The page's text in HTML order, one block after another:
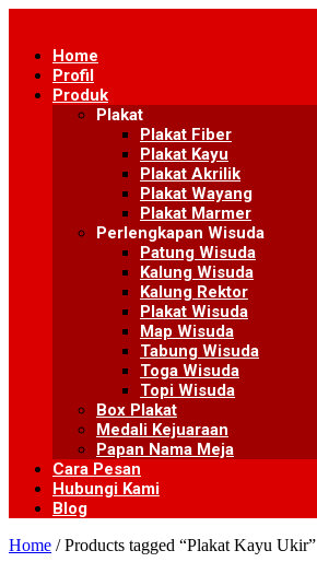
contentHome
Profil
Produk
Plakat
Plakat Fiber
Plakat Kayu
Plakat Akrilik
Plakat Wayang
Plakat Marmer
Perlengkapan Wisuda
Patung Wisuda
Kalung Wisuda
Kalung Rektor
Plakat Wisuda
Map Wisuda
Tabung Wisuda
Toga Wisuda
Topi Wisuda
Box Plakat
Medali Kejuaraan
Papan Nama Meja
Cara Pesan
Hubungi Kami
Blog
Home / Products tagged “Plakat Kayu Ukir”